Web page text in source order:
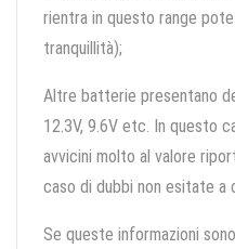
rientra in questo range
tranquillità);
Altre batterie presentano
12.3V, 9.6V etc. In questo
avvicini molto al valore
caso di dubbi non esitate a
Se queste informazioni